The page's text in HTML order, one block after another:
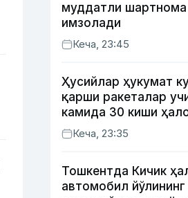
муддатли шартнома
имзолади
Кеча, 23:45
Ҳусийлар ҳукумат
қарши ракеталар
камида 30 киши
Кеча, 23:35
Тошкентда Кичик
автомобил